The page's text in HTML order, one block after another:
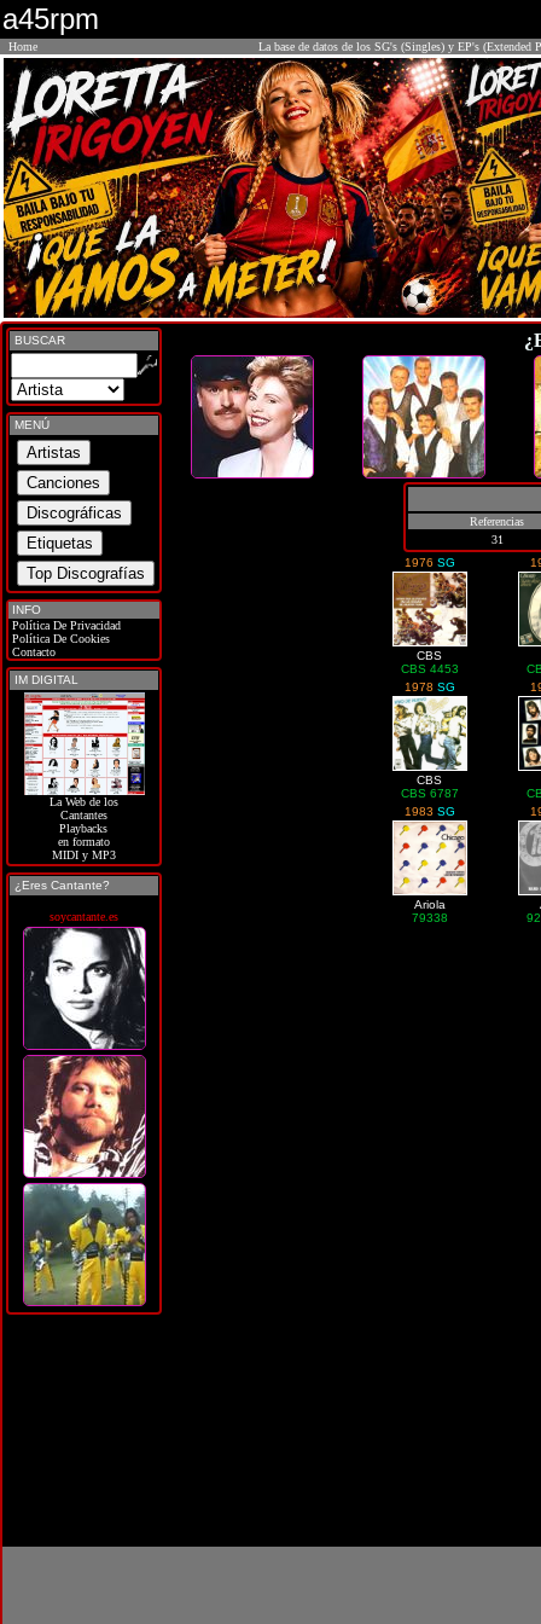
a45rpm
Home La base de datos de los SG's (Singles) y EP's (Extended
BUSCAR
MENÚ
INFO
Política De Privacidad
Política De Cookies
Contacto
IM DIGITAL
La Web de los
Cantantes
Playbacks
en formato
MIDI y MP3
¿Eres Cantante?
soycantante.es
Referencias
31
1976 SG
CBS
CBS 4453
1978 SG
CBS
CBS 6787
1983 SG
Ariola
79338